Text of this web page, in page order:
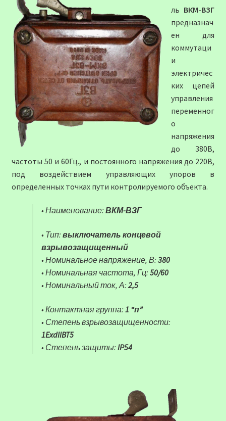
ль ВКМ-ВЗГ
предназнач
ен для
коммутаци
и
электричес
ких цепей
управления
переменног
о
напряжения
до 380В,
частоты 50 и 60Гц., и постоянного напряжения до 220В,
под воздействием управляющих упоров в
определенных точках пути контролируемого объекта.
• Наименование: ВКМ-ВЗГ
• Тип: выключатель концевой
взрывозащищенный
• Номинальное напряжение, В: 380
• Номинальная частота, Гц: 50/60
• Номинальный ток, А:2,5
• Контактная группа: 1 “п”
• Степень взрывозащищенности:
1ExdIIBT5
• Степень защиты: IP54